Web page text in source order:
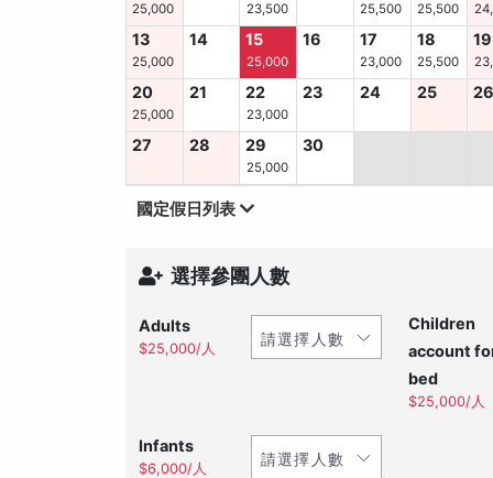
25,000 23,500 25,500 25,500
13
25,000
14 15
25,000
16 17
23,000
18
25,500
19
20
25,000
21 22
23,000
23 24 25
27 28 29
25,000
30
國定假日列表
選擇參團人數
Adults
$25,000/人
Children
account
bed
$25,000/人
Infants
$6,000/人